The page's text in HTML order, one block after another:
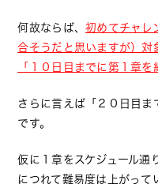
何故ならば、初めてチャレ
合そうだと思いますが）対
「１０日目までに第１章
さらに言えば「２０日目
です。
仮に１章をスケジュール通
につれて難易度は上がって